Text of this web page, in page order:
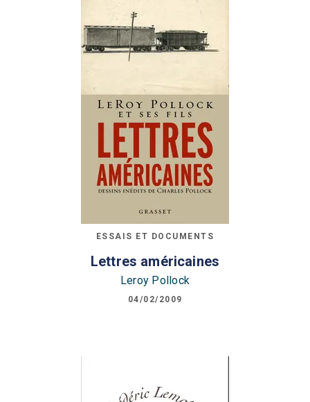
ESSAIS ET DOCUMENTS
Lettres américaines
Leroy Pollock
04/02/2009